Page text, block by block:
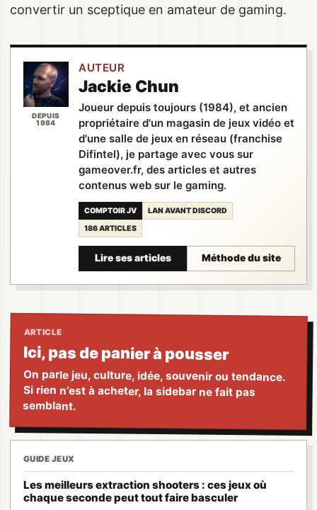
convertir un sceptique en amateur de gaming.
DEPUIS
1984
AUTEUR
Jackie Chun
Joueur depuis toujours (1984), et ancien
propriétaire d'un magasin de jeux vidéo et
d'une salle de jeux en réseau (franchise
Difintel), je partage avec vous sur
gameover.fr, des articles et autres
contenus web sur le gaming.
COMPTOIR JV
LAN AVANT DISCORD
186 ARTICLES
Lire ses articles Méthode du site
ARTICLE
Ici, pas de panier à pousser
On parle jeu, culture, idée, souvenir ou tendance.
Si rien n’est à acheter, la sidebar ne fait pas
semblant.
GUIDE JEUX
Les meilleurs extraction shooters : ces jeux où
chaque seconde peut tout faire basculer